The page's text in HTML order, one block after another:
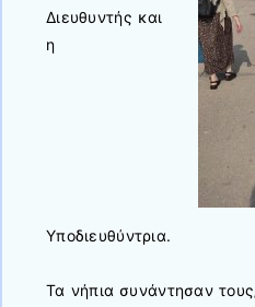
Διευθυντής και
η
Υποδιευθύντρια.
Τα νήπια συνάντησαν